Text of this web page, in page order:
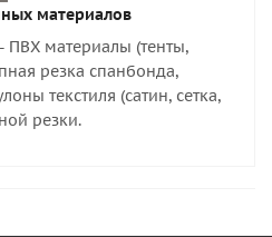
материалов
ПВХ материалы (тенты,
резка спанбонда,
текстиля (сатин, сетка,
резки.